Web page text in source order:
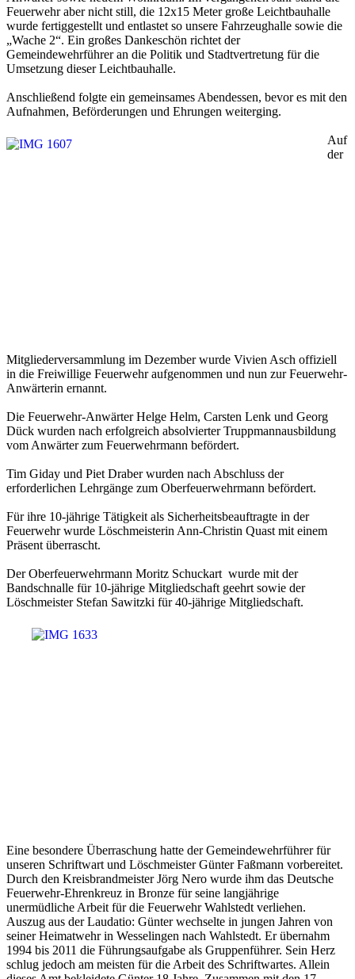
Feuerwehr aber nicht still, die 12x15 Meter große Leichtbauhalle
wurde fertiggestellt und entlastet so unsere Fahrzeughalle sowie die
„Wache 2“. Ein großes Dankeschön richtet der
Gemeindewehrführer an die Politik und Stadtvertretung für die
Umsetzung dieser Leichtbauhalle.
Anschließend folgte ein gemeinsames Abendessen, bevor es mit den
Aufnahmen, Beförderungen und Ehrungen weiterging.
Auf
der
Mitgliederversammlung im Dezember wurde Vivien Asch offiziell
in die Freiwillige Feuerwehr aufgenommen und nun zur Feuerwehr-
Anwärterin ernannt.
Die Feuerwehr-Anwärter Helge Helm, Carsten Lenk und Georg
Dück wurden nach erfolgreich absolvierter Truppmannausbildung
vom Anwärter zum Feuerwehrmann befördert.
Tim Giday und Piet Draber wurden nach Abschluss der
erforderlichen Lehrgänge zum Oberfeuerwehrmann befördert.
Für ihre 10-jährige Tätigkeit als Sicherheitsbeauftragte in der
Feuerwehr wurde Löschmeisterin Ann-Christin Quast mit einem
Präsent überrascht.
Der Oberfeuerwehrmann Moritz Schuckart wurde mit der
Bandschnalle für 10-jährige Mitgliedschaft geehrt sowie der
Löschmeister Stefan Sawitzki für 40-jährige Mitgliedschaft.
Eine besondere Überraschung hatte der Gemeindewehrführer für
unseren Schriftwart und Löschmeister Günter Faßmann vorbereitet.
Durch den Kreisbrandmeister Jörg Nero wurde ihm das Deutsche
Feuerwehr-Ehrenkreuz in Bronze für seine langjährige
unermüdliche Arbeit für die Feuerwehr Wahlstedt verliehen.
Auszug aus der Laudatio: Günter wechselte in jungen Jahren von
seiner Heimatwehr in Wesselingen nach Wahlstedt. Er übernahm
1994 bis 2011 die Führungsaufgabe als Gruppenführer. Sein Herz
schlug jedoch am meisten für die Arbeit des Schriftwartes. Allein